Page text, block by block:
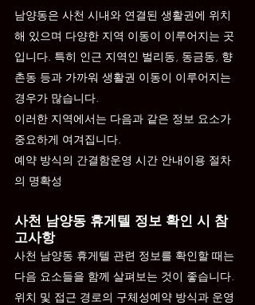
남양동은 사천 시내와 연결된 생활권에 위치
해 있으며 다양한 지역 이동이 이루어지는 곳
입니다. 특히 인근 지역인 벌리동, 동금동, 향
촌동 등과 가까워 생활권 이동이 이루어지는
경우가 많습니다.
이러한 지역에서는 다음과 같은 정보 요소가
중요하게 여겨집니다.
예약 방식의 간결함운영 시간 안내이용 절차
의 명확성
사천 남양동 휴게텔 정보 확인 시 참
고사항
사천 남양동 휴게텔 관련 정보를 확인할 때는
다음 요소들을 함께 살펴보는 것이 좋습니다.
위치 및 접근 경로의 구체성예약 방식과 운영